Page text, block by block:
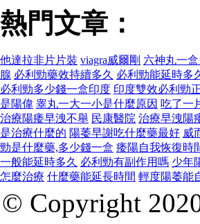
熱門文章：
他達拉非片片裝 viagra威爾剛 六神丸一
腺 必利勁藥效持續多久 必利勁能延時多
必利勁多少錢一盒印度 印度雙效必利勁
是陽偉 睾丸一大一小是什麼原因 吃了一
治療陽痿早洩不舉 民康醫院 治療早洩陽
是治療什麼的 陽萎早謝吃什麼藥最好 威
勁是什麼藥,多少錢一盒 痿陽自我恢復時
一般能延時多久 必利勁有副作用嗎 少年
怎麼治療 什麼藥能延長時間 輕度陽萎能
© Copyright